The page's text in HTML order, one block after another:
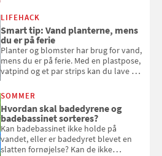
kan bruge dine hindbær i alt fra
bagværk og salater til is og syltning.
LIFEHACK
Smart tip: Vand planterne, mens
du er på ferie
Planter og blomster har brug for vand,
mens du er på ferie. Med en plastpose,
vatpind og et par strips kan du lave dit
at bede naboen om at vande eller
komme hjem til døde planter
SOMMER
Hvordan skal badedyrene og
badebassinet sorteres?
Kan badebassinet ikke holde på
vandet, eller er badedyret blevet en
slatten fornøjelse? Kan de ikke